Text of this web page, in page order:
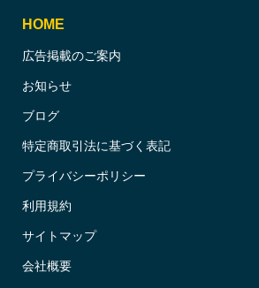
HOME
広告掲載のご案内
お知らせ
ブログ
特定商取引法に基づく表記
プライバシーポリシー
利用規約
サイトマップ
会社概要